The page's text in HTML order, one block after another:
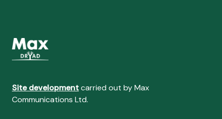
Site developmentcarried out by Max
Communications Ltd.